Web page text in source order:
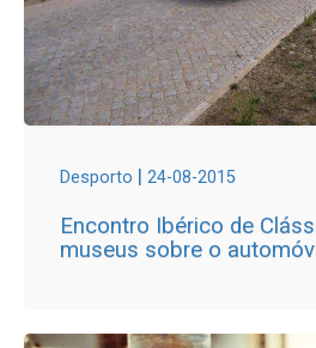
Desporto | 24-08-2015
Encontro Ibérico de
museus sobre o